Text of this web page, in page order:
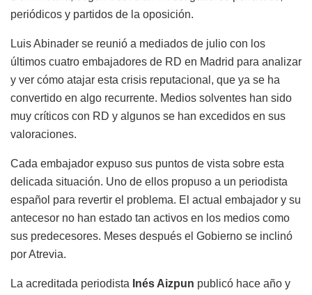
periódicos y partidos de la oposición.
Luis Abinader se reunió a mediados de julio con los
últimos cuatro embajadores de RD en Madrid para analizar
y ver cómo atajar esta crisis reputacional, que ya se ha
convertido en algo recurrente. Medios solventes han sido
muy críticos con RD y algunos se han excedidos en sus
valoraciones.
Cada embajador expuso sus puntos de vista sobre esta
delicada situación. Uno de ellos propuso a un periodista
español para revertir el problema. El actual embajador y su
antecesor no han estado tan activos en los medios como
sus predecesores. Meses después el Gobierno se inclinó
por Atrevia.
La acreditada periodista Inés Aizpun publicó hace año y